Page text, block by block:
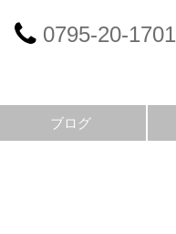
0795-20-1701
ブログ